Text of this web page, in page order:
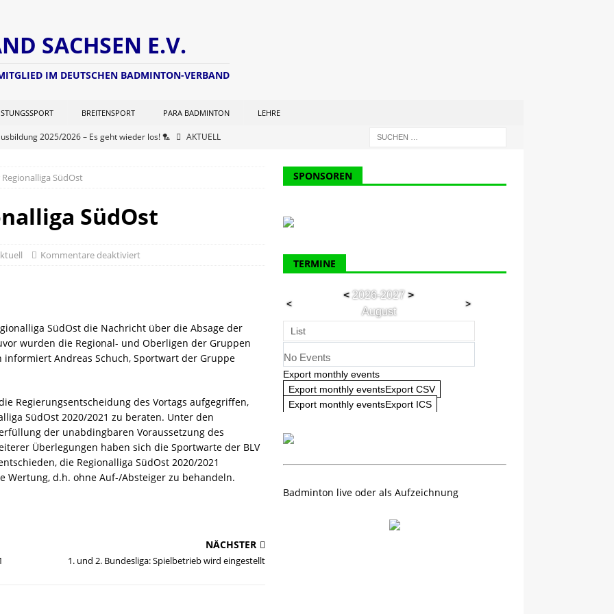
SACHSEN E.V.
IM DEUTSCHEN BADMINTON-VERBAND
BREITENSPORT PARA BADMINTON LEHRE
2025/2026 – Es geht wieder los! 🏸
AKTUELL
hat seine Seite aktualisiert (Stand: 21.06.2025)
Kohlen Cup der Aktiven
2024/2025 – Finale! 💪🏸
U09 und U11 NEWS
SüdOst
SüdOst
Kommentare deaktiviert
SüdOst die Nachricht über die Absage der
wurden die Regional- und Oberligen der Gruppen
Andreas Schuch, Sportwart der Gruppe
Regierungsentscheidung des Vortags aufgegriffen,
SüdOst 2020/2021 zu beraten. Unter den
der unabdingbaren Voraussetzung des
Überlegungen haben sich die Sportwarte der BLV
die Regionalliga SüdOst 2020/2021
Wertung, d.h. ohne Auf-/Absteiger zu behandeln.
NÄCHSTER
1. und 2. Bundesliga: Spielbetrieb wird eingestellt
SPONSOREN
TERMINE
<
< 2026-2027>
August
>
List
No Events
Export monthly events
Export monthly eventsExport CSV
Export monthly eventsExport ICS
Badminton live oder als Aufzeichnung